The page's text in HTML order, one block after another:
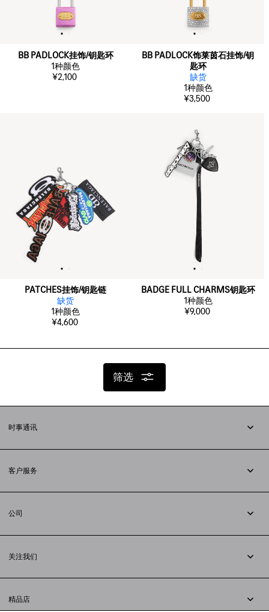
BB PADLOCK挂饰/钥匙环
1种颜色
¥2,100
BB PADLOCK饰莱茵石挂饰/钥
匙环
缺货
1种颜色
¥3,500
PATCHES挂饰/钥匙链
缺货
1种颜色
¥4,600
BADGE FULL CHARMS钥匙环
1种颜色
¥9,000
筛选
时事通讯
客户服务
配送方式
支付
常见问题解答
公司
法律问题
联合国世界粮食计划署
举报平台
关注我们
小红书
精品店